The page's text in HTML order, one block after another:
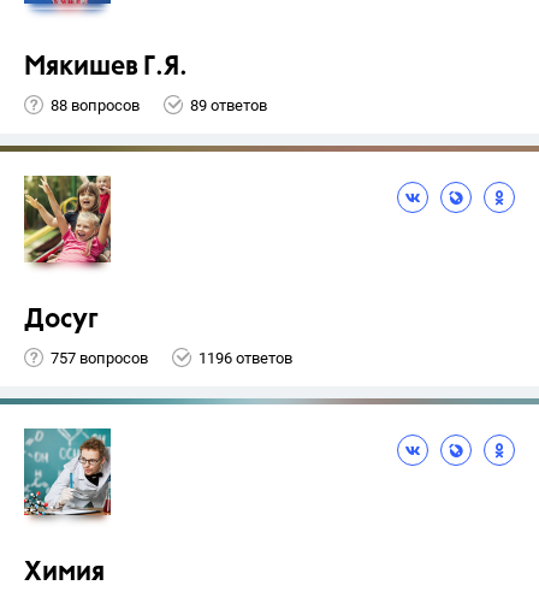
Мякишев Г.Я.
88 вопросов 89 ответов
Досуг
757 вопросов 1196 ответов
Химия